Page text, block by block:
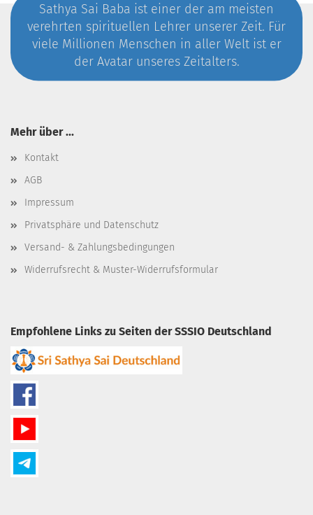
Sathya Sai Baba ist einer der am meisten
verehrten spirituellen Lehrer unserer Zeit. Für
viele Millionen Menschen in aller Welt ist er
der Avatar unseres Zeitalters.
Mehr über ...
Kontakt
AGB
Impressum
Privatsphäre und Datenschutz
Versand- & Zahlungsbedingungen
Widerrufsrecht & Muster-Widerrufsformular
Empfohlene Links zu Seiten der SSSIO Deutschland